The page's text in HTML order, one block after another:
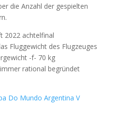
die Anzahl der gespielten
2022 achtelfinal
Fluggewicht des Flugzeuges
-f- 70 kg
rational begründet
Do Mundo Argentina V